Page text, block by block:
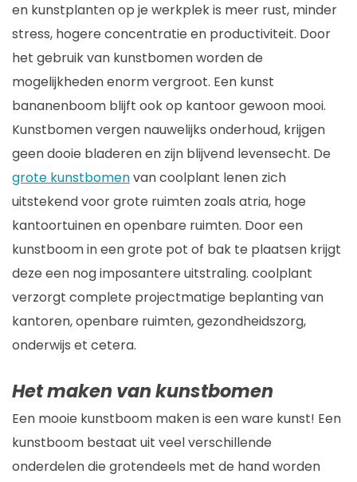
en kunstplanten op je werkplek is meer rust, minder
stress, hogere concentratie en productiviteit. Door
het gebruik van kunstbomen worden de
mogelijkheden enorm vergroot. Een kunst
bananenboom blijft ook op kantoor gewoon mooi.
Kunstbomen vergen nauwelijks onderhoud, krijgen
geen dooie bladeren en zijn blijvend levensecht. De
grote kunstbomenvan coolplant lenen zich
uitstekend voor grote ruimten zoals atria, hoge
kantoortuinen en openbare ruimten. Door een
kunstboom in een grote pot of bak te plaatsen krijgt
deze een nog imposantere uitstraling. coolplant
verzorgt complete projectmatige beplanting van
kantoren, openbare ruimten, gezondheidszorg,
onderwijs et cetera.
Het maken van kunstbomen
Een mooie kunstboom maken is een ware kunst! Een
kunstboom bestaat uit veel verschillende
onderdelen die grotendeels met de hand worden